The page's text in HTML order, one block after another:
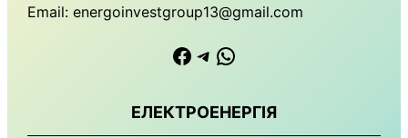
Email: energoinvestgroup13@gmail.com
https://www.facebook.com Телеграма WhatsApp
ЕЛЕКТРОЕНЕРГІЯ